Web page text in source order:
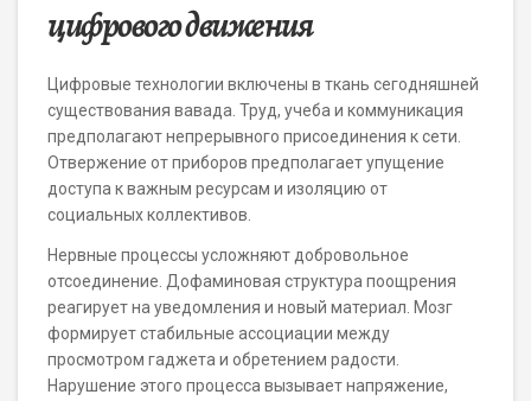
цифрового движения
Цифровые технологии включены в ткань сегодняшней
существования вавада. Труд, учеба и коммуникация
предполагают непрерывного присоединения к сети.
Отвержение от приборов предполагает упущение
доступа к важным ресурсам и изоляцию от
социальных коллективов.
Нервные процессы усложняют добровольное
отсоединение. Дофаминовая структура поощрения
реагирует на уведомления и новый материал. Мозг
формирует стабильные ассоциации между
просмотром гаджета и обретением радости.
Нарушение этого процесса вызывает напряжение,